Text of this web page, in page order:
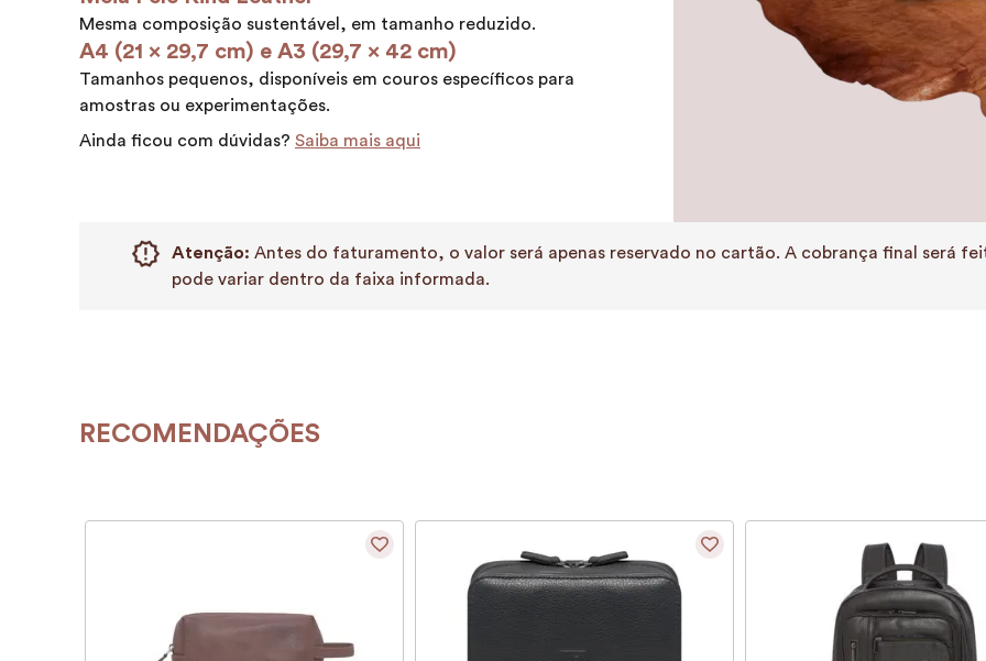
Mesma composição sustentável, em tamanho reduzido.
A4 (21 x 29,7 cm) e A3 (29,7 x 42 cm)
Tamanhos pequenos, disponíveis em couros específicos para
amostras ou experimentações.
Ainda ficou com dúvidas? Saiba mais aqui
Atenção: Antes do faturamento, o valor será apenas reservado no cartão. A cobrança final será
pode variar dentro da faixa informada.
RECOMENDAÇÕES